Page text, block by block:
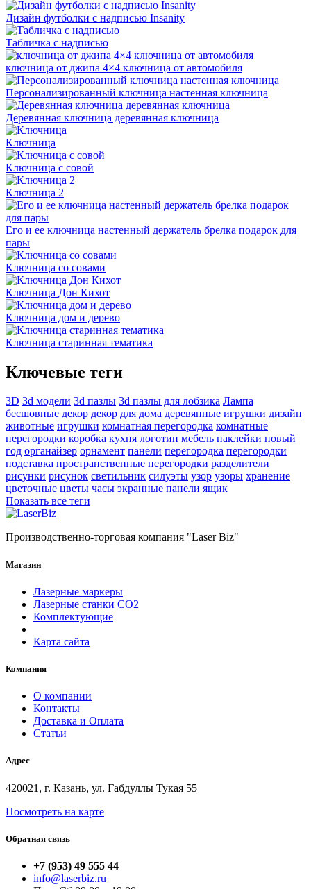
Дизайн футболки с надписью Insanity
Табличка с надписью
ключница от джипа 4×4 ключница от автомобиля
Персонализированный ключница настенная ключница
Деревянная ключница деревянная ключница
Ключница
Ключница с совой
Ключница 2
Его и ее ключница настенный держатель брелка подарок для
пары
Ключница со совами
Ключница Дон Кихот
Ключница дом и дерево
Ключница старинная тематика
Ключевые теги
3D 3d модели 3d пазлы 3d пазлы для лобзика Лампа
бесшовные декор декор для дома деревянные игрушки дизайн
животные игрушки комнатная перегородка комнатные
перегородки коробка кухня логотип мебель наклейки новый
год органайзер орнамент панели перегородка перегородки
подставка пространственные перегородки разделители
рисунки рисунок светильник силуэты узор узоры хранение
цветочные цветы часы экранные панели ящик
Показать все теги
Производственно-торговая компания "Laser Biz"
Магазин
Лазерные маркеры
Лазерные станки СО2
Комплектующие
Карта сайта
Компания
О компании
Контакты
Доставка и Оплата
Статьи
Адрес
420021, г. Казань, ул. Габдуллы Тукая 55
Посмотреть на карте
Обратная связь
+7 (953) 49 555 44
info@laserbiz.ru